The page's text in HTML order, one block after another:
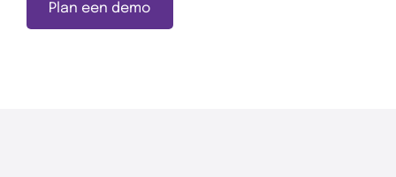
Plan een demo